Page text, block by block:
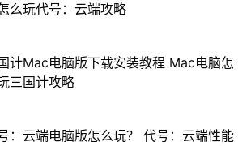
么玩代号：云端攻略
计Mac电脑版下载安装教程 Mac电脑怎
三国计攻略
：云端电脑版怎么玩？ 代号：云端性能